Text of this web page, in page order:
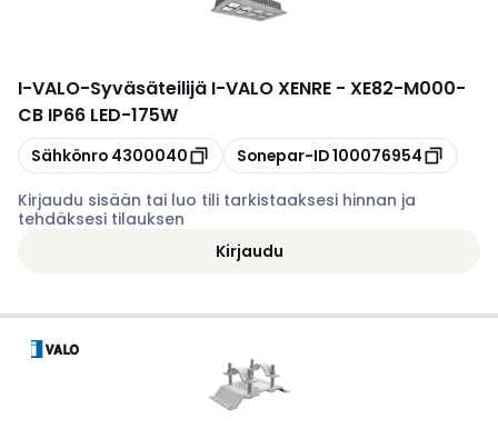
I-VALO-Syväsäteilijä I-VALO XENRE - XE82-M000-
CB IP66 LED-175W
Kopioi
Sähkönro 4300040 Kopioi
Sonepar-ID100076954
Kirjaudu sisään tai luo tili tarkistaaksesi hinnan ja
tehdäksesi tilauksen
Kirjaudu